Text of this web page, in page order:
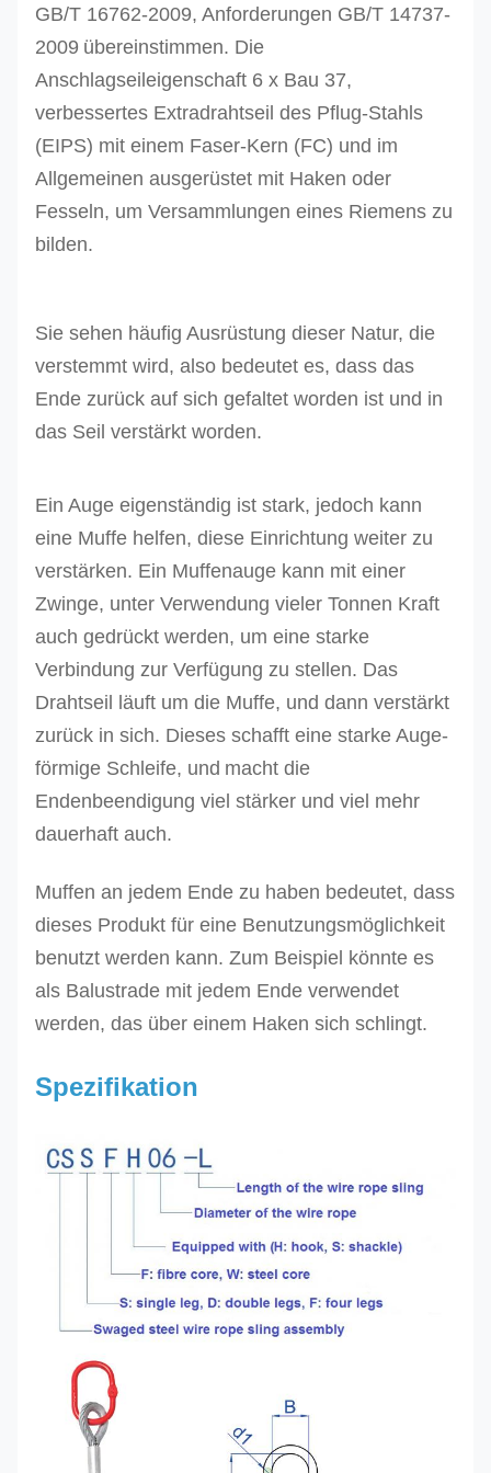
GB/T 16762-2009, Anforderungen GB/T 14737-
2009 übereinstimmen. Die
Anschlagseil eigenschaft 6 x Bau 37,
verbessertes Extradrahtseil des Pflug-Stahls
(EIPS) mit einem Faser-Kern (FC) und im
Allgemeinen ausgerüstet mit Haken oder
Fesseln, um Versammlungen eines Riemens zu
bilden.
Sie sehen häufig Ausrüstung dieser Natur, die
verstemmt wird, also bedeutet es, dass das
Ende zurück auf sich gefaltet worden ist und in
das Seil verstärkt worden.
Ein Auge eigenständig ist stark, jedoch kann
eine Muffe helfen, diese Einrichtung weiter zu
verstärken. Ein Muffenauge kann mit einer
Zwinge, unter Verwendung vieler Tonnen Kraft
auch gedrückt werden, um eine starke
Verbindung zur Verfügung zu stellen. Das
Drahtseil läuft um die Muffe, und dann verstärkt
zurück in sich. Dieses schafft eine starke Auge-
förmige Schleife, und macht die
Endenbeendigung viel stärker und viel mehr
dauerhaft auch.
Muffen an jedem Ende zu haben bedeutet, dass
dieses Produkt für eine Benutzungsmöglichkeit
benutzt werden kann. Zum Beispiel könnte es
als Balustrade mit jedem Ende verwendet
werden, das über einem Haken sich schlingt.
Spezifikation